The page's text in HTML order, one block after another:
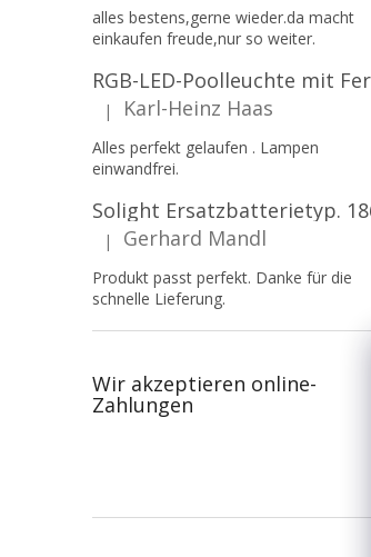
alles bestens,gerne wieder.da macht
einkaufen freude,nur so weiter.
Die Produktbewertung beträgt 5 von 5
| Karl-Heinz Haas
Alles perfekt gelaufen . Lampen
einwandfrei.
Die Produktbewertung beträgt 5 von 5
| Gerhard Mandl
Produkt passt perfekt. Danke für die
schnelle Lieferung.
Wir akzeptieren online-
Zahlungen